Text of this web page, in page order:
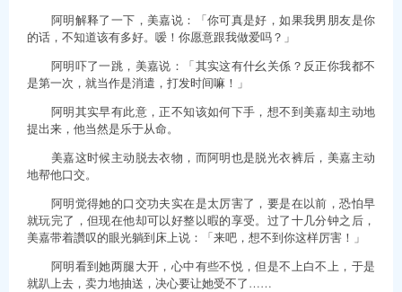
阿明解释了一下，美嘉说：「你可真是好，如果我男朋友是你
的话，不知道该有多好。嗳！你愿意跟我做爱吗？」
阿明吓了一跳，美嘉说：「其实这有什幺关係？反正你我都不
是第一次，就当作是消遣，打发时间嘛！」
阿明其实早有此意，正不知该如何下手，想不到美嘉却主动地
提出来，他当然是乐于从命。
美嘉这时候主动脱去衣物，而阿明也是脱光衣裤后，美嘉主动
地帮他口交。
阿明觉得她的口交功夫实在是太厉害了，要是在以前，恐怕早
就玩完了，但现在他却可以好整以暇的享受。过了十几分钟之后，
美嘉带着讚叹的眼光躺到床上说：「来吧，想不到你这样厉害！」
阿明看到她两腿大开，心中有些不悦，但是不上白不上，于是
就趴上去，卖力地抽送，决心要让她受不了……